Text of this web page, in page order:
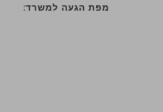
מפת הגעה למשרד: